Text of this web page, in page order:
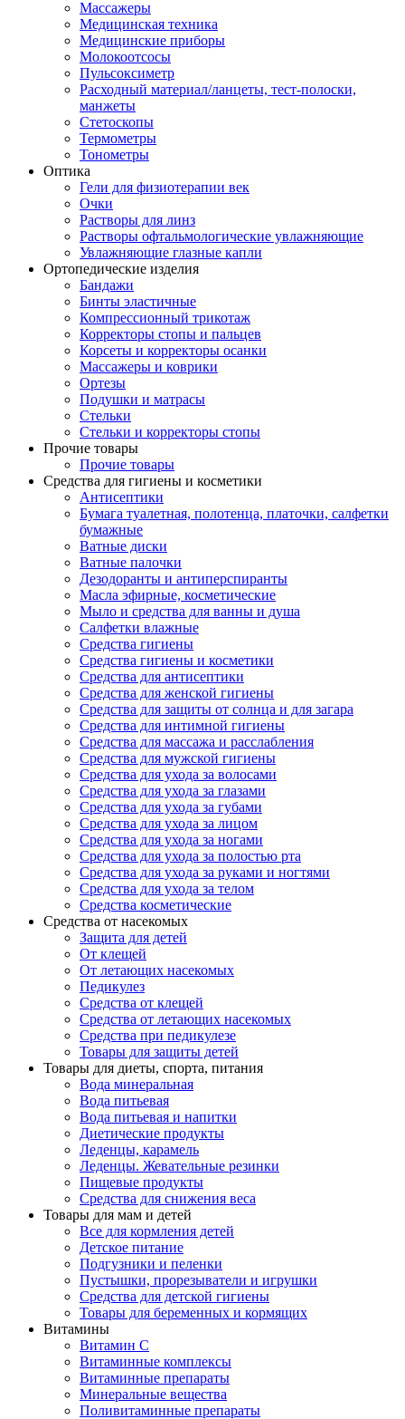
Массажеры
Медицинская техника
Медицинские приборы
Молокоотсосы
Пульсоксиметр
Расходный материал/ланцеты, тест-полоски,
манжеты
Стетоскопы
Термометры
Тонометры
Оптика
Гели для физиотерапии век
Очки
Растворы для линз
Растворы офтальмологические увлажняющие
Увлажняющие глазные капли
Ортопедические изделия
Бандажи
Бинты эластичные
Компрессионный трикотаж
Корректоры стопы и пальцев
Корсеты и корректоры осанки
Массажеры и коврики
Ортезы
Подушки и матрасы
Стельки
Стельки и корректоры стопы
Прочие товары
Прочие товары
Средства для гигиены и косметики
Антисептики
Бумага туалетная, полотенца, платочки, салфетки
бумажные
Ватные диски
Ватные палочки
Дезодоранты и антиперспиранты
Масла эфирные, косметические
Мыло и средства для ванны и душа
Салфетки влажные
Средства гигиены
Средства гигиены и косметики
Средства для антисептики
Средства для женской гигиены
Средства для защиты от солнца и для загара
Средства для интимной гигиены
Средства для массажа и расслабления
Средства для мужской гигиены
Средства для ухода за волосами
Средства для ухода за глазами
Средства для ухода за губами
Средства для ухода за лицом
Средства для ухода за ногами
Средства для ухода за полостью рта
Средства для ухода за руками и ногтями
Средства для ухода за телом
Средства косметические
Средства от насекомых
Защита для детей
От клещей
От летающих насекомых
Педикулез
Средства от клещей
Средства от летающих насекомых
Средства при педикулезе
Товары для защиты детей
Товары для диеты, спорта, питания
Вода минеральная
Вода питьевая
Вода питьевая и напитки
Диетические продукты
Леденцы, карамель
Леденцы. Жевательные резинки
Пищевые продукты
Средства для снижения веса
Товары для мам и детей
Все для кормления детей
Детское питание
Подгузники и пеленки
Пустышки, прорезыватели и игрушки
Средства для детской гигиены
Товары для беременных и кормящих
Витамины
Витамин С
Витаминные комплексы
Витаминные препараты
Минеральные вещества
Поливитаминные препараты